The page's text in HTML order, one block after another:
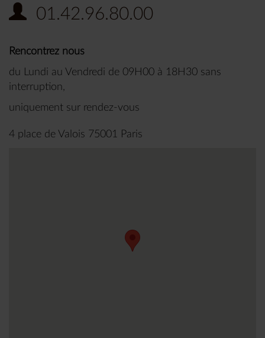
01.42.96.80.00
Rencontrez nous
du Lundi au Vendredi de 09H00 à 18H30 sans
interruption,
uniquement sur rendez-vous
4 place de Valois 75001 Paris